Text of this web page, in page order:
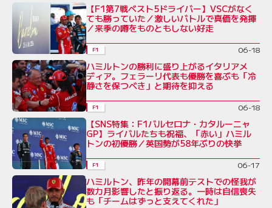
【F1第7戦ベスト5ドライバー】VSCがなく
ても勝っていた／激しいバトルで真価を発揮
／来季の噂をものともしない好走
F1 06-18
ハミルトンの勝利に盛り上がるイタリアメ
ディア。フェラーリ代表も優勝を喜ぶも「冷
静さを保つべき」と期待を抑える
F1 06-18
【SNS特集：F1バルセロナ・カタルーニャ
GP】ライバルたちも祝福、「赤い」ハミル
トンの初優勝／英国勢が58年ぶりの快挙
F1 06-17
ハミルトン、昨年の開幕前テストでの怪我が
数カ月影響したと振り返る。一時は自信喪失
も「チームはずっと支えてくれた」